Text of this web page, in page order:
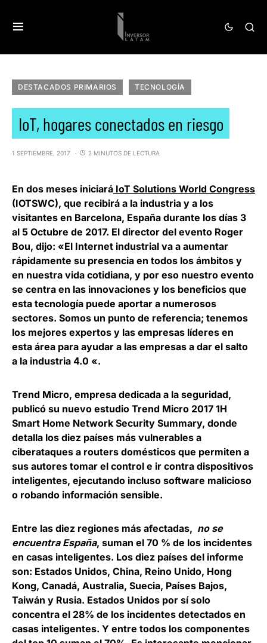
DESTACADOS PRIMARIOS TECNOLOGÍA
IoT, hogares conectados en riesgo
1 SEPTIEMBRE, 2017 2 MINUTOS DE LECTURA
En dos meses iniciará IoT Solutions World Congress
(IOTSWC), que recibirá a la industria y a los
visitantes en Barcelona, España durante los días 3
al 5 Octubre de 2017. El director del evento Roger
Bou, dijo: «El Internet industrial va a aumentar
rápidamente su presencia en todos los ámbitos y
en nuestra vida cotidiana, y por eso nuestro evento
se centra en las innovaciones y los beneficios que
esta tecnología puede aportar a numerosos
sectores. Somos un punto de referencia; tenemos
los mejores expertos y las empresas líderes en
esta área para ayudar a las empresas a dar el salto
a la industria 4.0 «.
Trend Micro, empresa dedicada a la seguridad,
publicó su nuevo estudio Trend Micro 2017 1H
Smart Home Network Security Summary, donde
detalla los diez países más vulnerables a
ciberataques a routers domésticos que permiten a
sus autores tomar el control e ir contra dispositivos
inteligentes, ejecutando incluso software malicioso
o robando información sensible.
Entre las diez regiones más afectadas, no se
encuentra España, suman el 70 % de los incidentes
en casas inteligentes. Los diez países del informe
son: Estados Unidos, China, Reino Unido, Hong
Kong, Canadá, Australia, Suecia, Países Bajos,
Taiwán y Rusia. Estados Unidos por sí solo
concentra el 28% de los incidentes detectados en
casas inteligentes. Y entre todos los componentes